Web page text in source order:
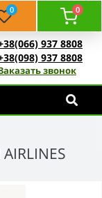
0 0
937 8808
937 8808
звонок